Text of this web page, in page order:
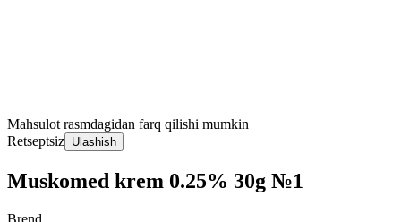
Mahsulot rasmdagidan farq qilishi mumkin
Retseptsiz Ulashish
Muskomed krem 0.25% 30g №1
Brend